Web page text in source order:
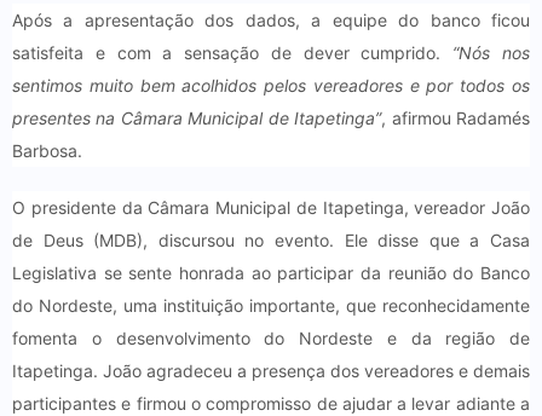
Após a apresentação dos dados, a equipe do banco ficou
satisfeita e com a sensação de dever cumprido. “Nós nos
sentimos muito bem acolhidos pelos vereadores e por todos os
presentes na Câmara Municipal de Itapetinga”, afirmou Radamés
Barbosa.
O presidente da Câmara Municipal de Itapetinga, vereador João
de Deus (MDB), discursou no evento. Ele disse que a Casa
Legislativa se sente honrada ao participar da reunião do Banco
do Nordeste, uma instituição importante, que reconhecidamente
fomenta o desenvolvimento do Nordeste e da região de
Itapetinga. João agradeceu a presença dos vereadores e demais
participantes e firmou o compromisso de ajudar a levar adiante a